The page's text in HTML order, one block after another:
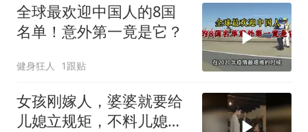
全球最欢迎中国人的8国
名单！意外第一竟是它？
健身狂人 1跟贴
女孩刚嫁人，婆婆就要给
儿媳立规矩，不料儿媳不